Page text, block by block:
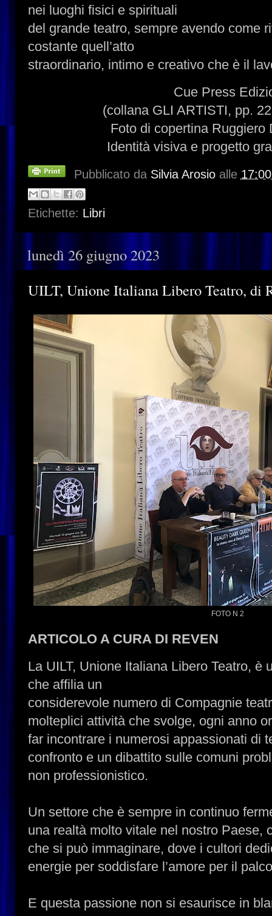
nei luoghi fisici e spirituali
del grande teatro, sempre avendo come
costante quell’atto
straordinario, intimo e creativo che è il
Cue Press
(collana GLI ARTISTI, pp.
Foto di copertina Ruggiero
Identità visiva e progetto
Pubblicato da Silvia Arosio alle
Etichette: Libri
lunedì 26 giugno 2023
UILT, Unione Italiana Libero Teatro, di
FOTO N 2
ARTICOLO A CURA DI REVEN
La UILT, Unione Italiana Libero Teatro, è
che affilia un
considerevole numero di Compagnie
molteplici attività che svolge, ogni anno
far incontrare i numerosi appassionati di
confronto e un dibattito sulle comuni
non professionistico.
Un settore che è sempre in continuo
una realtà molto vitale nel nostro Paese,
che si può immaginare, dove i cultori
energie per soddisfare l’amore per il
E questa passione non si esaurisce in